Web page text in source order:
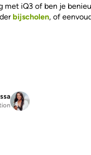
met iQ3 of ben je
bijscholen, of